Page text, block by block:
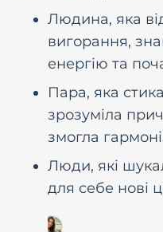
Людина, яка
вигорання,
енергiю та
Пара, яка
зрозумiла
змогла
Люди, якi
для себе новi